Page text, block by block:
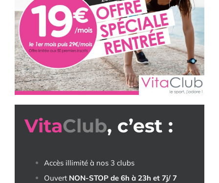
VitaClub, c’est :
Accès illimité à nos 3 clubs
Ouvert NON-STOP de 6h à 23h et 7j/ 7